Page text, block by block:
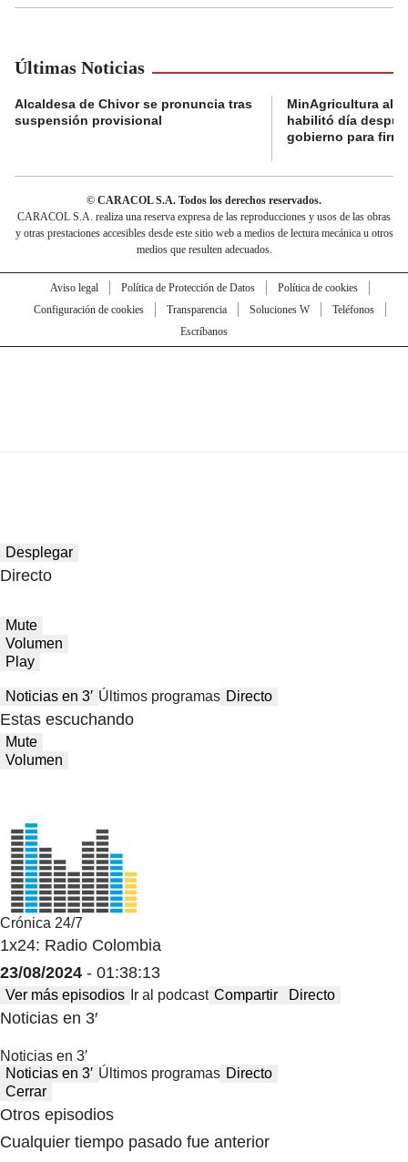
Últimas Noticias
Alcaldesa de Chivor se pronuncia tras
suspensión provisional
MinAgricultura
habilitó día
gobierno para
© CARACOL S.A. Todos los derechos reservados.
CARACOL S.A. realiza una reserva expresa de las reproducciones y usos de las obras
y otras prestaciones accesibles desde este sitio web a medios de lectura mecánica u otros
medios que resulten adecuados.
Aviso legal Política de Protección de Datos
Política de cookies
Configuración de cookies
Transparencia Soluciones W
Teléfonos
Escríbanos
Desplegar
Directo
Mute
Volumen
Play
Noticias en 3′ Últimos programas Directo
Estas escuchando
Mute
Volumen
Crónica 24/7
1x24: Radio Colombia
23/08/2024 - 01:38:13
Ver más episodios Ir al podcast Compartir Directo
Noticias en 3′
Noticias en 3′
Noticias en 3′ Últimos programas Directo
Cerrar
Otros episodios
Cualquier tiempo pasado fue anterior